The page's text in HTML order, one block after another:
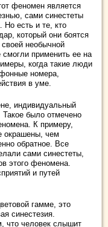
феномен является
сами синестеты
Но есть и те, кто
который они боятся
необычной
применить ее на
когда такие люди
номера,
в уме.
индивидуальный
Такое было отмечено
К примеру,
окрашены, чем
обратное. Все
сами синестеты,
этого феномена.
и путей
гамме, это
синестезия.
что человек слышит